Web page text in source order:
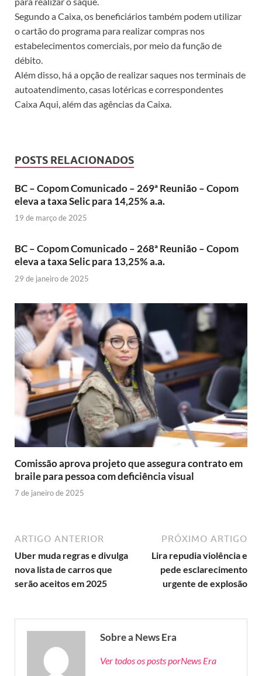
Segundo a Caixa, os beneficiários também podem utilizar
o cartão do programa para realizar compras nos
estabelecimentos comerciais, por meio da função de
débito.
Além disso, há a opção de realizar saques nos terminais de
autoatendimento, casas lotéricas e correspondentes
Caixa Aqui, além das agências da Caixa.
POSTS RELACIONADOS
BC – Copom Comunicado – 269ª Reunião – Copom
eleva a taxa Selic para 14,25% a.a.
19 de março de 2025
BC – Copom Comunicado – 268ª Reunião – Copom
eleva a taxa Selic para 13,25% a.a.
29 de janeiro de 2025
Comissão aprova projeto que assegura contrato em
braile para pessoa com deficiência visual
7 de janeiro de 2025
ARTIGO ANTERIOR
Uber muda regras e divulga
nova lista de carros que
serão aceitos em 2025
PRÓXIMO ARTIGO
Lira repudia violência e
pede esclarecimento
urgente de explosão
Sobre a News Era
Ver todos os posts porNews Era